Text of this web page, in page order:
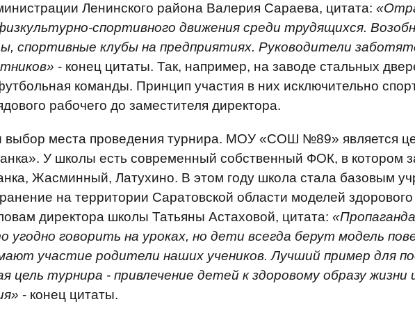
Ленинского района Валерия Сараева, цитата:
спортивного движения среди трудящихся.
спортивные клубы на предприятиях. Руководители
- конец цитаты. Так, например, на заводе стальных
команды. Принцип участия в них исключительно
рабочего до заместителя директора.
выбор места проведения турнира. МОУ «СОШ №89» является
У школы есть современный собственный ФОК, в котором
Жасминный, Латухино. В этом году школа стала базовым
на территории Саратовской области моделей
директора школы Татьяны Астаховой, цитата:
говорить на уроках, но дети всегда берут модель
участие родители наших учеников. Лучший пример для
цель турнира - привлечение детей к здоровому образу жизни
- конец цитаты.